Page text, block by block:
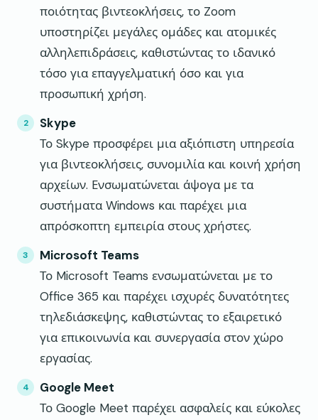
ποιότητας βιντεοκλήσεις, το Zoom
υποστηρίζει μεγάλες ομάδες και ατομικές
αλληλεπιδράσεις, καθιστώντας το ιδανικό
τόσο για επαγγελματική όσο και για
προσωπική χρήση.
Skype
Το Skype προσφέρει μια αξιόπιστη υπηρεσία
για βιντεοκλήσεις, συνομιλία και κοινή χρήση
αρχείων. Ενσωματώνεται άψογα με τα
συστήματα Windows και παρέχει μια
απρόσκοπτη εμπειρία στους χρήστες.
Microsoft Teams
Το Microsoft Teams ενσωματώνεται με το
Office 365 και παρέχει ισχυρές δυνατότητες
τηλεδιάσκεψης, καθιστώντας το εξαιρετικό
για επικοινωνία και συνεργασία στον χώρο
εργασίας.
Google Meet
Το Google Meet παρέχει ασφαλείς και εύκολες